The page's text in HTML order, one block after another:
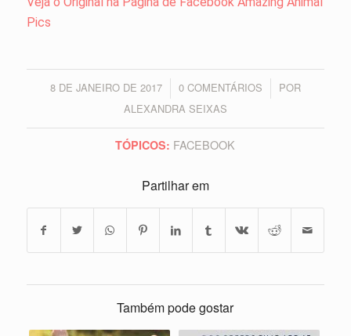
Pics
8 DE JANEIRO DE 2017
/ 0 COMENTÁRIOS
/
POR
ALEXANDRA SEIXAS
TÓPICOS: FACEBOOK
Partilhar em
Também pode gostar